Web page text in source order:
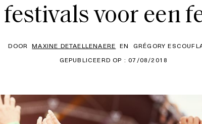
voor een
DOOR MAXINE DETAELLENAERE EN
GRÉGORY
GEPUBLICEERD OP : 07/08/2018